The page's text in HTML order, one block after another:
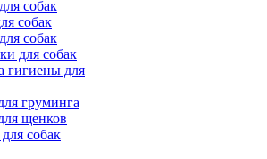
собак
собак
собак
для собак
гигиены для
груминга
щенков
собак